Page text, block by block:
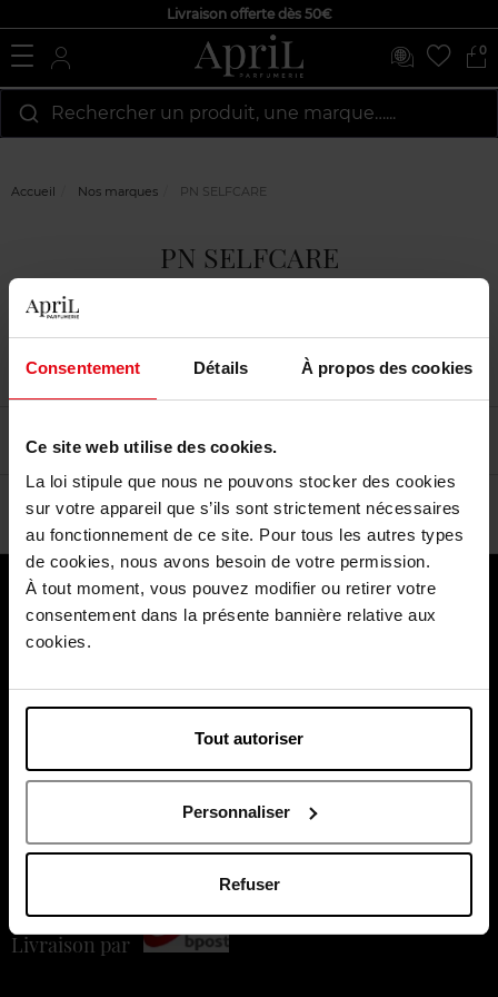
Consentement Détails À propos des cookies
Ce site web utilise des cookies.
La loi stipule que nous ne pouvons stocker des cookies
sur votre appareil que s’ils sont strictement nécessaires
au fonctionnement de ce site. Pour tous les autres types
de cookies, nous avons besoin de votre permission.
À tout moment, vous pouvez modifier ou retirer votre
consentement dans la présente bannière relative aux
cookies.
Tout autoriser
Personnaliser
Refuser
Livraison offerte dès 50€
0
Rechercher un produit, une marque…...
Accueil Nos marques PN SELFCARE
PN SELFCARE
Tri
À propos de nous
Nos services
Nos moments forts
Payez en toute sécurité
Livraison par